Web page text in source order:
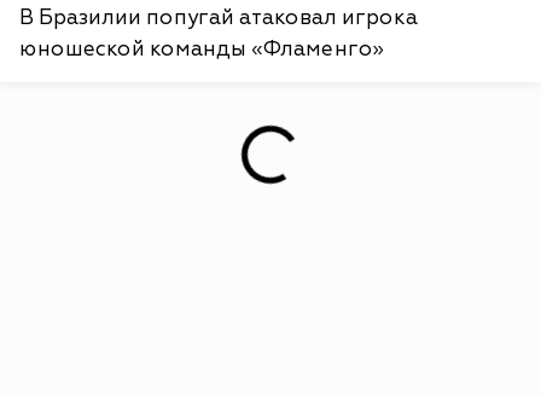
В Бразилии попугай атаковал игрока
юношеской команды «Фламенго»